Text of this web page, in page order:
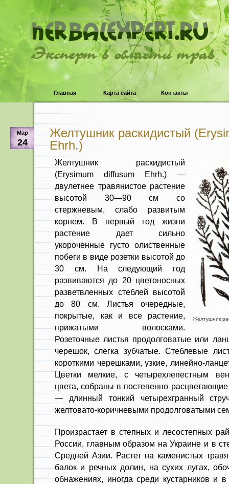
Эксперт в области трав
Главная Карта сайта Контакты
Мар
24
Желтушник раскидистый
Ehrh.)
Желтушник
Желтушник раскидистый
(Erysimum diffusum Ehrh.) —
двулетнее травянистое растение
высо­той 30—90 см со
стержневым, слабо развитым
корнем. В первый год жизни
растение дает сильно
укороченные густо олиственные
побеги в виде розетки высотой до
30 см. На следую­щий год
развиваются до 20 цветонос­ных
разветвленных стеблей высотой
до 80 см. Листья очередные,
покры­тые, как и все растение,
прижатыми волосками.
Розеточные листья продолговатые или
черешок, слегка зубчатые. Стебле­вые
коротки­ми черешками, узкие, линейно-
Цветки мелкие, с четырехлепестным
цвета, собраны в постепенно
— длинный тонкий четырех­гранный
желтовато-коричневыми продолговаты­ми
Произрастает в степных и лесо­степных
России, главным образом на Украине и в
Средней Азии. Растет на каменистых
балок и речных долин, на сухих лугах,
обнажениях, иногда среди кустарников и